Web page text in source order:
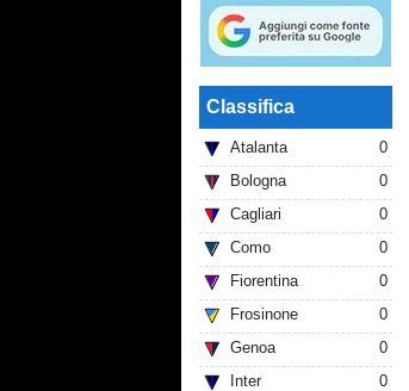
Classifica
Atalanta
0
Bologna
0
Cagliari
0
Como
0
Fiorentina
0
Frosinone
0
Genoa
0
Inter
0